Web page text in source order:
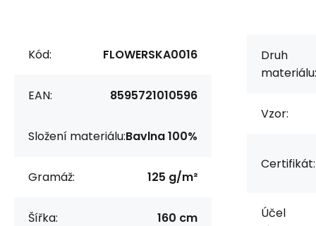
Kód: FLOWERSKA0016
EAN: 8595721010596
Složení materiálu:Bavlna 100%
Gramáž: 125 g/m²
Šířka: 160 cm
Druh
materiálu:
Vzor:
Certifikát:
Účel